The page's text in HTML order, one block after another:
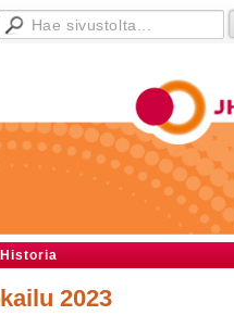
Historia
2023